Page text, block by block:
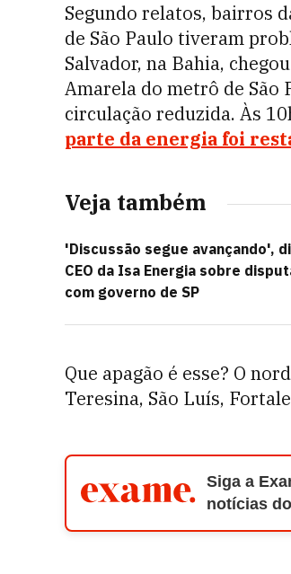
Segundo relatos, bairros
de São Paulo tiveram
Salvador, na Bahia,
Amarela do metrô de São
circulação reduzida. Às
parte da energia foi
Veja também
'Discussão segue avançando',
CEO da Isa Energia sobre
com governo de SP
Que apagão é esse? O
Teresina, São Luís,
Siga a
notícias